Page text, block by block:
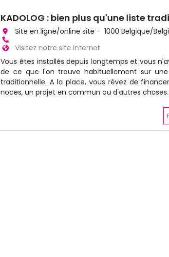
KADOLOG : bien plus qu'une liste
Site en ligne/online site - 1000 Belgique/
Visitez notre site Internet
Vous êtes installés depuis longtemps et vous
de ce que l'on trouve habituellement sur
traditionnelle. A la place, vous rêvez de
noces, un projet en commun ou d'autres choses.